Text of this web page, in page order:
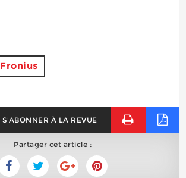
Fronius
S'ABONNER À LA REVUE
Partager cet article :